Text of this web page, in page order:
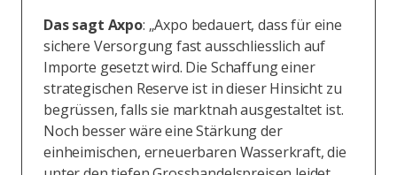
Das sagt Axpo: „Axpo bedauert, dass für eine
sichere Versorgung fast ausschliesslich auf
Importe gesetzt wird. Die Schaffung einer
strategischen Reserve ist in dieser Hinsicht zu
begrüssen, falls sie marktnah ausgestaltet ist.
Noch besser wäre eine Stärkung der
einheimischen, erneuerbaren Wasserkraft, die